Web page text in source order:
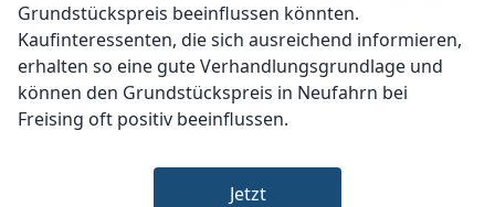
Grundstückspreis beeinflussen könnten.
Kaufinteressenten, die sich ausreichend informieren,
erhalten so eine gute Verhandlungsgrundlage und
können den Grundstückspreis in Neufahrn bei
Freising oft positiv beeinflussen.
Jetzt